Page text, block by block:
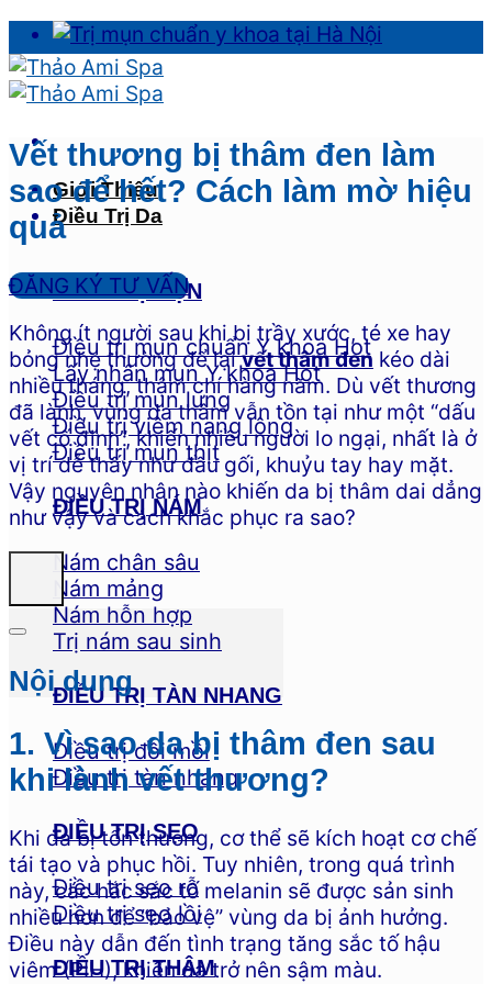
Skip
to
content
Giới Thiệu
Điều Trị Da
ĐIỀU TRỊ MỤN
Điều trị mụn chuẩn Y khoa
Lấy nhân mụn Y khoa
Điều trị mụn lưng
Điều trị viêm nang lông
Điều trị mụn thịt
ĐIỀU TRỊ NÁM
Nám chân sâu
Nám mảng
Nám hỗn hợp
Trị nám sau sinh
ĐIỀU TRỊ TÀN NHANG
Điều trị đồi mồi
Điều trị tàn nhang
ĐIỀU TRỊ SẸO
Điều trị sẹo rỗ
Điều trị sẹo lồi
ĐIỀU TRỊ THÂM
Vết thương bị thâm đen làm
sao để hết? Cách làm mờ hiệu
quả
ĐĂNG KÝ TƯ VẤN
Không ít người sau khi bị trầy xước, té xe hay
bỏng nhẹ thường để lạivết thâm đen kéo dài
nhiều tháng, thậm chí hàng năm. Dù vết thương
đã lành, vùng da thâm vẫn tồn tại như một “dấu
vết cố định”, khiến nhiều người lo ngại, nhất là ở
vị trí dễ thấy như đầu gối, khuỷu tay hay mặt.
Vậy nguyên nhân nào khiến da bị thâm dai dẳng
như vậy và cách khắc phục ra sao?
Nội dung
1. Vì sao da bị thâm đen sau
khi lành vết thương?
Khi da bị tổn thương, cơ thể sẽ kích hoạt cơ chế
tái tạo và phục hồi. Tuy nhiên, trong quá trình
này, các hắc sắc tố melanin sẽ được sản sinh
nhiều hơn để “bảo vệ” vùng da bị ảnh hưởng.
Điều này dẫn đến tình trạng tăng sắc tố hậu
viêm (PIH), khiến da trở nên sậm màu.